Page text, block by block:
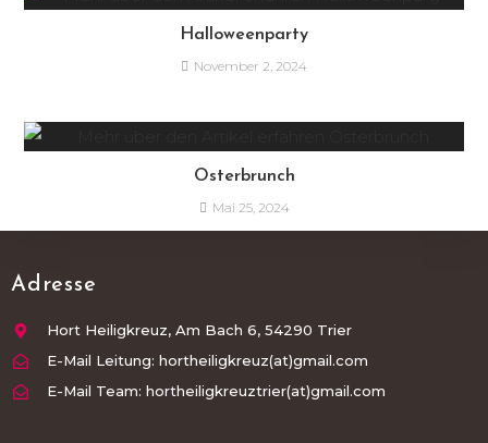
Halloweenparty
November 2, 2024
Osterbrunch
Mai 25, 2024
Adresse
Hort Heiligkreuz, Am Bach 6, 54290 Trier
E-Mail Leitung: hortheiligkreuz(at)gmail.com
E-Mail Team: hortheiligkreuztrier(at)gmail.com